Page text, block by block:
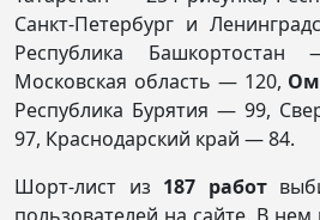
Санкт-Петербург и
Республика
Московская область — 120,
Республика Бурятия — 99,
97, Краснодарский край — 84.
Шорт-лист из 187 работ